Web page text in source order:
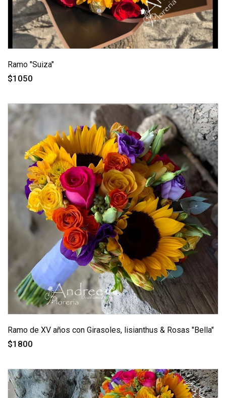
Ramo "Suiza"
$1050
Ramo de XV años con Girasoles, lisianthus & Rosas "Bella"
$1800